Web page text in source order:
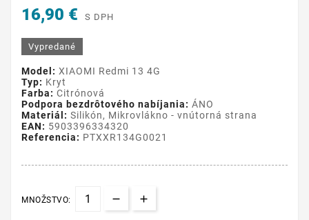
16,90 € S DPH
Vypredané
Model: XIAOMI Redmi 13 4G
Typ: Kryt
Farba: Citrónová
Podpora bezdrôtového nabíjania: ÁNO
Materiál: Silikón, Mikrovlákno - vnútorná strana
EAN: 5903396334320
Referencia: PTXXR134G0021
MNOŽSTVO: